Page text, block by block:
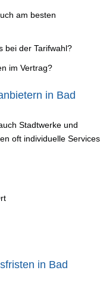
am besten
bei der Tarifwahl?
im Vertrag?
in Bad
Stadtwerke und
oft individuelle Services
in Bad